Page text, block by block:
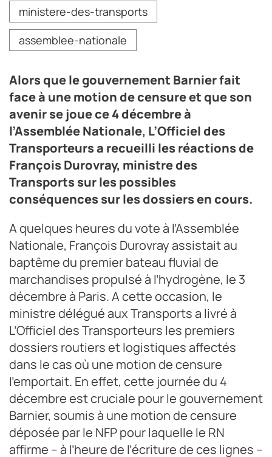
Crédit photo Gwenaëlle Ily
ministere-des-transports
assemblee-nationale
Alors que le gouvernement Barnier fait
face à une motion de censure et que son
avenir se joue ce 4 décembre à
l’Assemblée Nationale, L’Officiel des
Transporteurs a recueilli les réactions de
François Durovray, ministre des
Transports sur les possibles
conséquences sur les dossiers en cours.
A quelques heures du vote à l’Assemblée
Nationale, François Durovray assistait au
baptême du premier bateau fluvial de
marchandises propulsé à l’hydrogène, le 3
décembre à Paris. A cette occasion, le
ministre délégué aux Transports a livré à
L’Officiel des Transporteurs les premiers
dossiers routiers et logistiques affectés
dans le cas où une motion de censure
l’emportait. En effet, cette journée du 4
décembre est cruciale pour le gouvernement
Barnier, soumis à une motion de censure
déposée par le NFP pour laquelle le RN
affirme – à l’heure de l’écriture de ces lignes –